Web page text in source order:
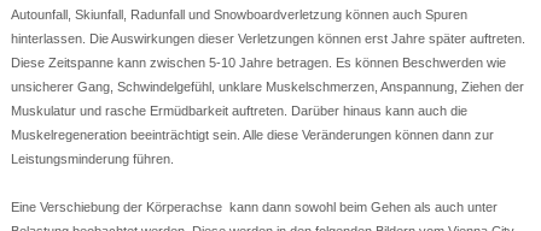
Autounfall, Skiunfall, Radunfall und Snowboardverletzung können auch Spuren
hinterlassen. Die Auswirkungen dieser Verletzungen können erst Jahre später auftreten.
Diese Zeitspanne kann zwischen 5-10 Jahre betragen. Es können Beschwerden wie
unsicherer Gang, Schwindelgefühl, unklare Muskelschmerzen, Anspannung, Ziehen der
Muskulatur und rasche Ermüdbarkeit auftreten. Darüber hinaus kann auch die
Muskelregeneration beeinträchtigt sein. Alle diese Veränderungen können dann zur
Leistungsminderung führen.
Eine Verschiebung der Körperachse kann dann sowohl beim Gehen als auch unter